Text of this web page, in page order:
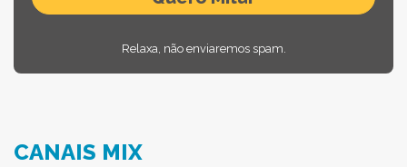
Relaxa, não enviaremos spam.
CANAIS MIX